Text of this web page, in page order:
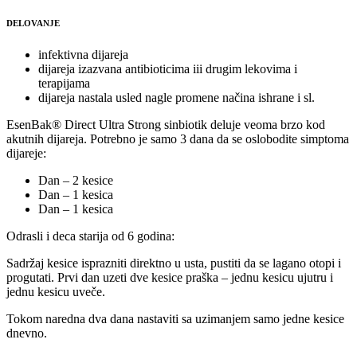
DELOVANJE
infektivna dijareja
dijareja izazvana antibioticima iii drugim lekovima i
terapijama
dijareja nastala usled nagle promene načina ishrane i sl.
EsenBak® Direct Ultra Strong sinbiotik deluje veoma brzo kod
akutnih dijareja. Potrebno je samo 3 dana da se oslobodite simptoma
dijareje:
Dan – 2 kesice
Dan – 1 kesica
Dan – 1 kesica
Odrasli i deca starija od 6 godina:
Sadržaj kesice isprazniti direktno u usta, pustiti da se lagano otopi i
progutati. Prvi dan uzeti dve kesice praška – jednu kesicu ujutru i
jednu kesicu uveče.
Tokom naredna dva dana nastaviti sa uzimanjem samo jedne kesice
dnevno.